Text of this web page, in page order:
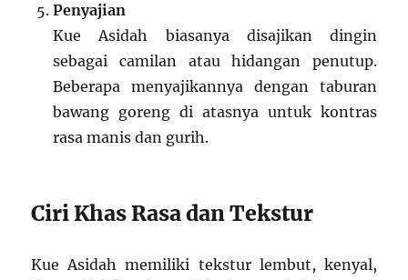
Penyajian
Kue Asidah biasanya disajikan dingin
sebagai camilan atau hidangan penutup.
Beberapa menyajikannya dengan taburan
bawang goreng di atasnya untuk kontras
rasa manis dan gurih.
Ciri Khas Rasa dan Tekstur
Kue Asidah memiliki tekstur lembut, kenyal,